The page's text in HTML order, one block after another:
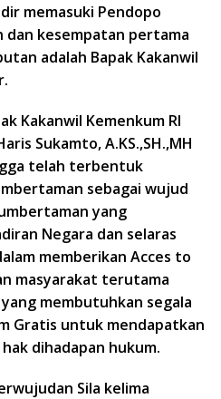
memasuki Pendopo
dan kesempatan pertama
adalah Bapak Kakanwil
Kakanwil Kemenkum RI
Sukamto, A.KS.,SH.,MH
telah terbentuk
sebagai wujud
yang
Negara dan selaras
memberikan Acces to
masyarakat terutama
membutuhkan segala
Gratis untuk mendapatkan
dihadapan hukum.
Sila kelima